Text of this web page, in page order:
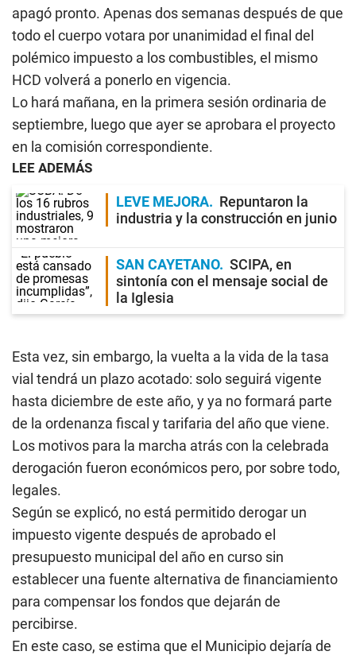
apagó pronto. Apenas dos semanas después de que
todo el cuerpo votara por unanimidad el final del
polémico impuesto a los combustibles, el mismo
HCD volverá a ponerlo en vigencia.
Lo hará mañana, en la primera sesión ordinaria de
septiembre, luego que ayer se aprobara el proyecto
en la comisión correspondiente.
LEE ADEMÁS
LEVE MEJORA
Repuntaron la
industria y la construcción en junio
SAN CAYETANO
SCIPA, en
sintonía con el mensaje social de
la Iglesia
Esta vez, sin embargo, la vuelta a la vida de la tasa
vial tendrá un plazo acotado: solo seguirá vigente
hasta diciembre de este año, y ya no formará parte
de la ordenanza fiscal y tarifaria del año que viene.
Los motivos para la marcha atrás con la celebrada
derogación fueron económicos pero, por sobre todo,
legales.
Según se explicó, no está permitido derogar un
impuesto vigente después de aprobado el
presupuesto municipal del año en curso sin
establecer una fuente alternativa de financiamiento
para compensar los fondos que dejarán de
percibirse.
En este caso, se estima que el Municipio dejaría de